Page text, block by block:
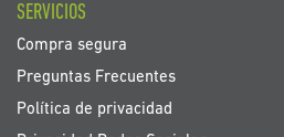
SERVICIOS
Compra segura
Preguntas Frecuentes
Política de privacidad